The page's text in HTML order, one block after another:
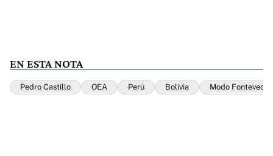
EN ESTA NOTA
Pedro Castillo OEA Perú Bolivia Modo